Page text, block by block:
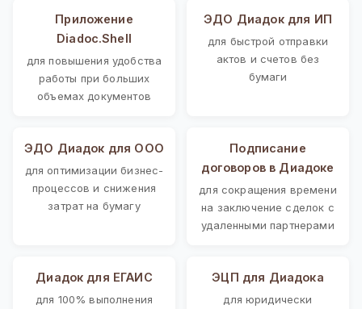
Приложение
Diadoc.Shell
для повышения удобства
работы при больших
объемах документов
ЭДО Диадок для ИП
для быстрой отправки
актов и счетов без
бумаги
ЭДО Диадок для ООО
для оптимизации бизнес-
процессов и снижения
затрат на бумагу
Подписание
договоров в Диадоке
для сокращения времени
на заключение сделок с
удаленными партнерами
Диадок для ЕГАИС
для 100% выполнения
ЭЦП для Диадока
для юридически